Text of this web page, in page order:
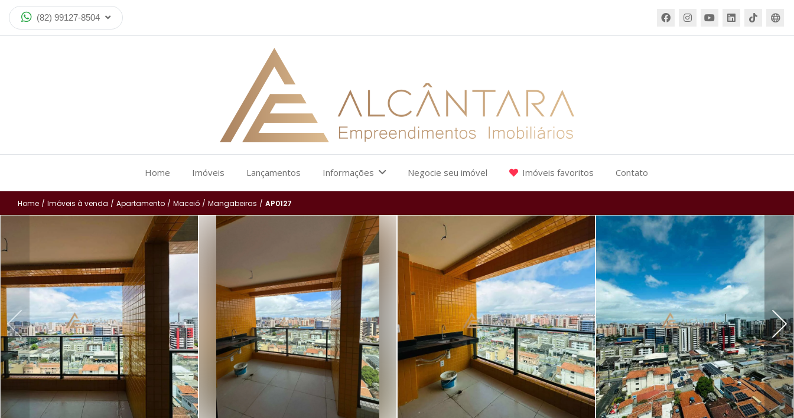
(82) 99127-8504
Home Imóveis Lançamentos Informações Negocie seu imóvel Imóveis favoritos Contato
Home / Imóveis à venda / Apartamento / Maceió / Mangabeiras / AP0127